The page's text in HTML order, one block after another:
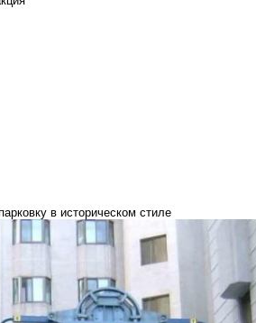
в историческом стиле